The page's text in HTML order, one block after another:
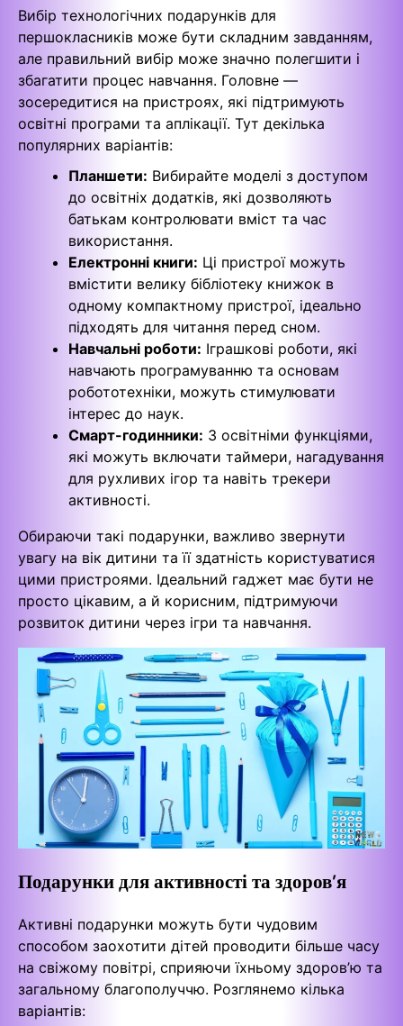
Вибір технологічних подарунків для
першокласників може бути складним завданням,
але правильний вибір може значно полегшити і
збагатити процес навчання. Головне —
зосередитися на пристроях, які підтримують
освітні програми та аплікації. Тут декілька
популярних варіантів:
Планшети: Вибирайте моделі з доступом
до освітніх додатків, які дозволяють
батькам контролювати вміст та час
використання.
Електронні книги: Ці пристрої можуть
вмістити велику бібліотеку книжок в
одному компактному пристрої, ідеально
підходять для читання перед сном.
Навчальні роботи: Іграшкові роботи, які
навчають програмуванню та основам
робототехніки, можуть стимулювати
інтерес до наук.
Смарт-годинники: З освітніми функціями,
які можуть включати таймери, нагадування
для рухливих ігор та навіть трекери
активності.
Обираючи такі подарунки, важливо звернути
увагу на вік дитини та її здатність користуватися
цими пристроями. Ідеальний гаджет має бути не
просто цікавим, а й корисним, підтримуючи
розвиток дитини через ігри та навчання.
Подарунки для активності та здоров’я
Активні подарунки можуть бути чудовим
способом заохотити дітей проводити більше часу
на свіжому повітрі, сприяючи їхньому здоров’ю та
загальному благополуччю. Розглянемо кілька
варіантів: